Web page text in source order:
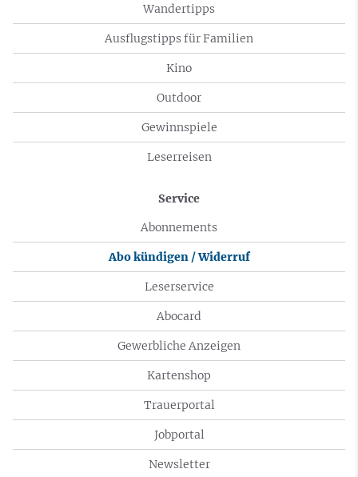
Wandertipps
Ausflugstipps für Familien
Kino
Outdoor
Gewinnspiele
Leserreisen
Service
Abonnements
Abo kündigen / Widerruf
Leserservice
Abocard
Gewerbliche Anzeigen
Kartenshop
Trauerportal
Jobportal
Newsletter